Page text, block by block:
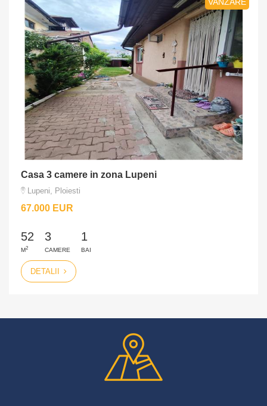
Casa 3 camere in zona Lupeni
Lupeni, Ploiesti
67.000 EUR
52
M2
3
CAMERE
1
BAI
DETALII